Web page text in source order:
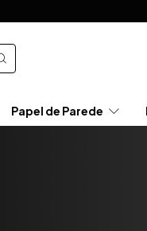
Papel de Parede